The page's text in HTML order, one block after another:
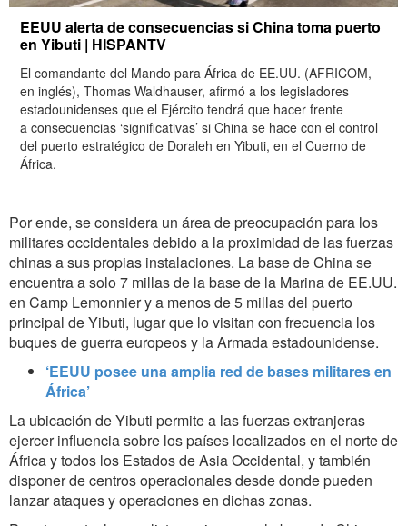
EEUU alerta de consecuencias si China toma puerto
en Yibuti | HISPANTV
El comandante del Mando para África de EE.UU. (AFRICOM,
en inglés), Thomas Waldhauser, afirmó a los legisladores
estadounidenses que el Ejército tendrá que hacer frente
a consecuencias ‘significativas’ si China se hace con el control
del puerto estratégico de Doraleh en Yibuti, en el Cuerno de
África.
Por ende, se considera un área de preocupación para los
militares occidentales debido a la proximidad de las fuerzas
chinas a sus propias instalaciones. La base de China se
encuentra a solo 7 millas de la base de la Marina de EE.UU.
en Camp Lemonnier y a menos de 5 millas del puerto
principal de Yibuti, lugar que lo visitan con frecuencia los
buques de guerra europeos y la Armada estadounidense.
‘EEUU posee una amplia red de bases militares en
África’
La ubicación de Yibuti permite a las fuerzas extranjeras
ejercer influencia sobre los países localizados en el norte de
África y todos los Estados de Asia Occidental, y también
disponer de centros operacionales desde donde pueden
lanzar ataques y operaciones en dichas zonas.